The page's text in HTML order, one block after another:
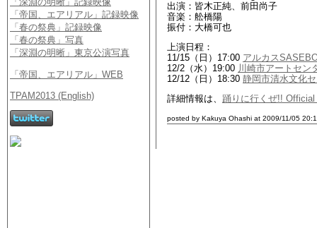
出演：皆木正純、前田尚子
音楽：舩橋陽
振付：大橋可也
上演日程：
11/15（日）17:00 アルカス
12/2（水）19:00 川崎市アートセン
12/12（日）18:30 静岡市清水文化
詳細情報は、 踊りに行くぜ!!
posted by Kakuya Ohashi at 2009/11/05